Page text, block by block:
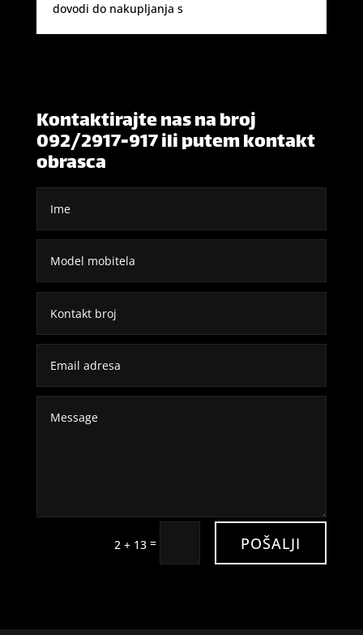
dovodi do nakupljanja s
Kontaktirajte nas na broj
092/2917-917 ili putem kontakt
obrasca
2 + 13 = POŠALJI